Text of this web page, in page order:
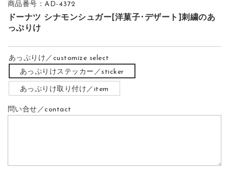
商品番号：AD-4372
ドーナツ シナモンシュガー[洋菓子･デザート]刺繍のあ
っぷりけ
あっぷりけ／customize select
あっぷりけステッカー／sticker
あっぷりけ取り付け／item
問い合せ／contact